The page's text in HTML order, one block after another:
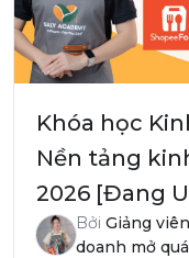
Khóa học
Nền tảng
2026 [Đang
Bởi Giảng
doanh mở